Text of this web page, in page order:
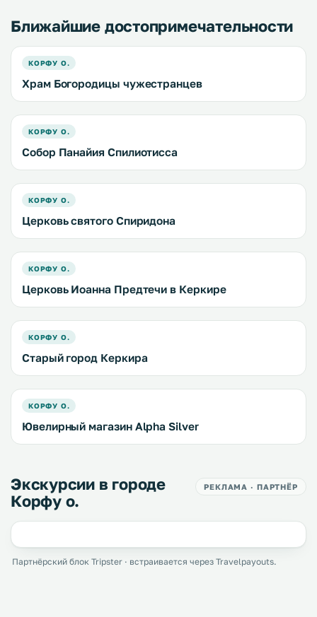
Ближайшие достопримечательности
КОРФУ О.
Храм Богородицы чужестранцев
КОРФУ О.
Собор Панайия Спилиотисса
КОРФУ О.
Церковь святого Спиридона
КОРФУ О.
Церковь Иоанна Предтечи в Керкире
КОРФУ О.
Старый город Керкира
КОРФУ О.
Ювелирный магазин Alpha Silver
Экскурсии в городе
Корфу о.
РЕКЛАМА · ПАРТНЁР
Партнёрский блок Tripster · встраивается через Travelpayouts.